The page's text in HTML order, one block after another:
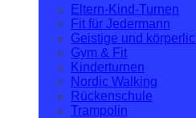
Eltern-Kind-Turnen
Fit für Jedermann
Geistige und
Gym & Fit
Kinderturnen
Nordic Walking
Rückenschule
Trampolin